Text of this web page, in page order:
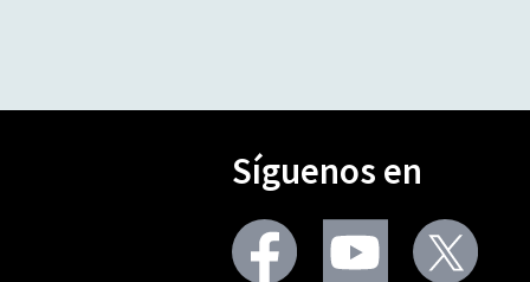
Síguenos en
Seguir
en
Seguir
en